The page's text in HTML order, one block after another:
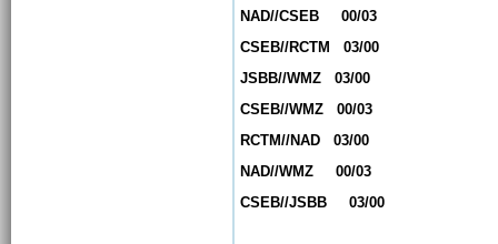
NAD//CSEB 00/03
CSEB//RCTM 03/00
JSBB//WMZ 03/00
CSEB//WMZ 00/03
RCTM//NAD 03/00
NAD//WMZ 00/03
CSEB//JSBB 03/00